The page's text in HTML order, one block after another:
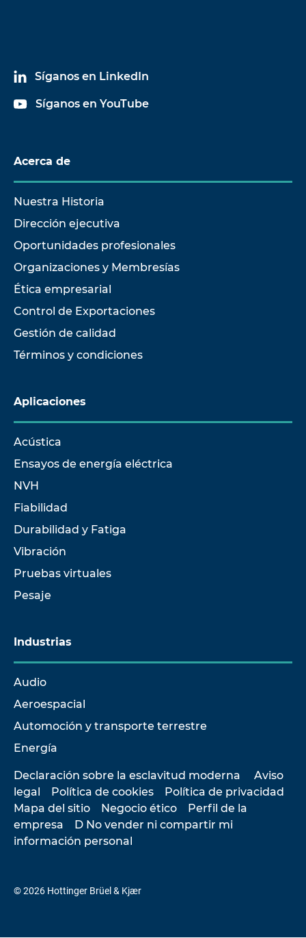
Síganos en LinkedIn
Síganos en YouTube
Acerca de
Nuestra Historia
Dirección ejecutiva
Oportunidades profesionales
Organizaciones y Membresías
Ética empresarial
Control de Exportaciones
Gestión de calidad
Términos y condiciones
Aplicaciones
Acústica
Ensayos de energía eléctrica
NVH
Fiabilidad
Durabilidad y Fatiga
Vibración
Pruebas virtuales
Pesaje
Industrias
Audio
Aeroespacial
Automoción y transporte terrestre
Energía
Declaración sobre la esclavitud moderna
Aviso
legal
Política de cookies
Política de privacidad
Mapa del sitio
Negocio ético
Perfil de la
empresa
D No vender ni compartir mi
información personal
© 2026 Hottinger Brüel & Kjær